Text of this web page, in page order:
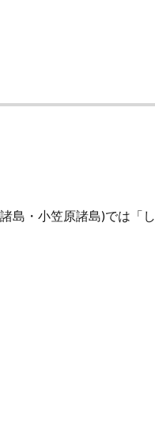
島・小笠原諸島)では「し